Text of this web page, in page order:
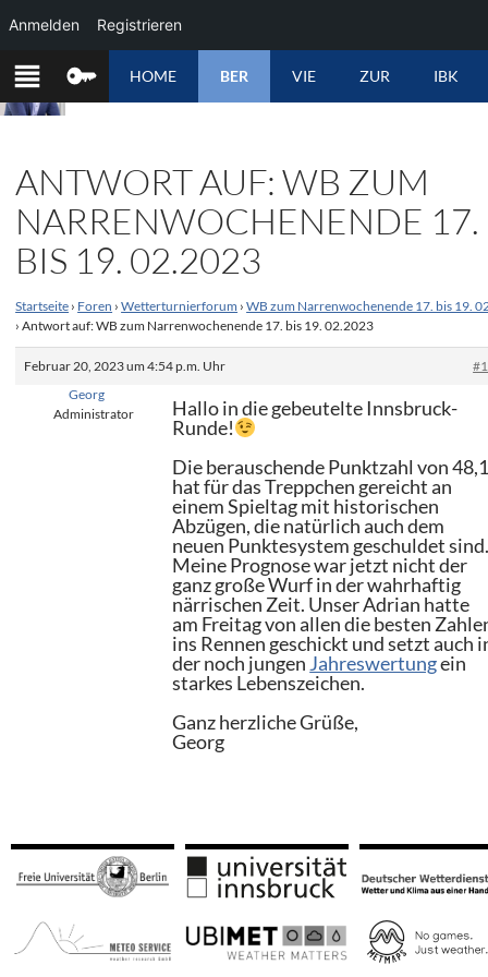
ZUM
INHALT
SPRINGEN
HOME BER VIE ZUR IBK
ANTWORT AUF: WB ZUM
NARRENWOCHENENDE 17.
BIS 19. 02.2023
Startseite › Foren › Wetterturnierforum › WB zum Narrenwochenende 17. bis 19.
› Antwort auf: WB zum Narrenwochenende 17. bis 19. 02.2023
Februar 20, 2023 um 4:54 p.m. Uhr
Georg
Administrator
Hallo in die gebeutelte Innsbruck-
Runde!
Die berauschende Punktzahl von
hat für das Treppchen gereicht an
einem Spieltag mit historischen
Abzügen, die natürlich auch dem
neuen Punktesystem geschuldet
Meine Prognose war jetzt nicht der
ganz große Wurf in der wahrhaftig
närrischen Zeit. Unser Adrian hatte
am Freitag von allen die besten
ins Rennen geschickt und setzt auch
der noch jungen Jahreswertungein
starkes Lebenszeichen.
Ganz herzliche Grüße,
Georg
Anmelden Registrieren